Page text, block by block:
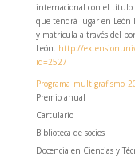
internacional con el título
que tendrá lugar en León
y matrícula a través del
León. http://
id=2527
Premio anual
Cartulario
Biblioteca de socios
Docencia en Ciencias y